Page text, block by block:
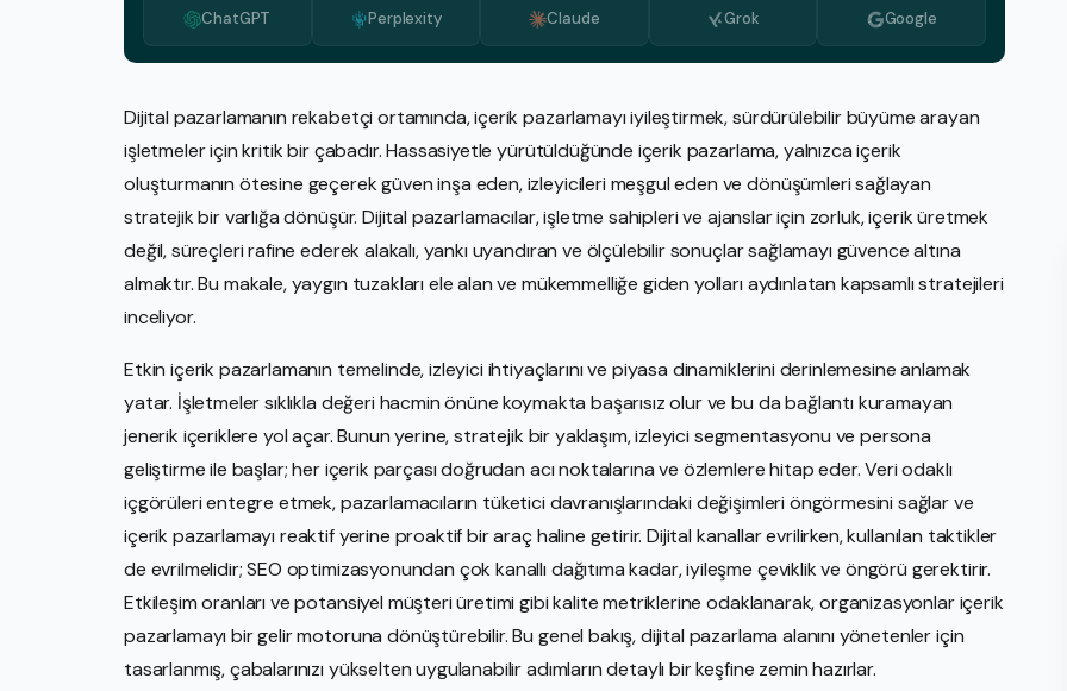
Medya İzleme
PR Hizmeti
Stratejik Planlama Hizmetleri
Video Üretimi
Web Tasarım İnşası
E-Ticaret
ChatGPT Perplexity Claude Grok Google
Dijital pazarlamanın rekabetçi ortamında, içerik pazarlamayı iyileştirmek, sürdürülebilir büyüme arayan
işletmeler için kritik bir çabadır. Hassasiyetle yürütüldüğünde içerik pazarlama, yalnızca içerik
oluşturmanın ötesine geçerek güven inşa eden, izleyicileri meşgul eden ve dönüşümleri sağlayan
stratejik bir varlığa dönüşür. Dijital pazarlamacılar, işletme sahipleri ve ajanslar için zorluk, içerik üretmek
değil, süreçleri rafine ederek alakalı, yankı uyandıran ve ölçülebilir sonuçlar sağlamayı güvence altına
almaktır. Bu makale, yaygın tuzakları ele alan ve mükemmelliğe giden yolları aydınlatan kapsamlı stratejileri
inceliyor.
Etkin içerik pazarlamanın temelinde, izleyici ihtiyaçlarını ve piyasa dinamiklerini derinlemesine anlamak
yatar. İşletmeler sıklıkla değeri hacmin önüne koymakta başarısız olur ve bu da bağlantı kuramayan
jenerik içeriklere yol açar. Bunun yerine, stratejik bir yaklaşım, izleyici segmentasyonu ve persona
geliştirme ile başlar; her içerik parçası doğrudan acı noktalarına ve özlemlere hitap eder. Veri odaklı
içgörüleri entegre etmek, pazarlamacıların tüketici davranışlarındaki değişimleri öngörmesini sağlar ve
içerik pazarlamayı reaktif yerine proaktif bir araç haline getirir. Dijital kanallar evrilirken, kullanılan taktikler
de evrilmelidir; SEO optimizasyonundan çok kanallı dağıtıma kadar, iyileşme çeviklik ve öngörü gerektirir.
Etkileşim oranları ve potansiyel müşteri üretimi gibi kalite metriklerine odaklanarak, organizasyonlar içerik
pazarlamayı bir gelir motoruna dönüştürebilir. Bu genel bakış, dijital pazarlama alanını yönetenler için
tasarlanmış, çabalarınızı yükselten uygulanabilir adımların detaylı bir keşfine zemin hazırlar.